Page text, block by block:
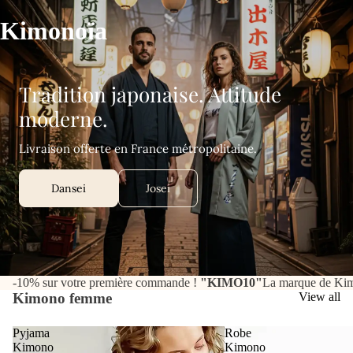
Kimonoïa
Tradition japonaise. Attitude
moderne.
Livraison offerte en France métropolitaine.
Dansei Josei
-10% sur votre première commande ! "KIMO10"La marque de
Kimono femme View all
Pyjama
Kimono
Robe
Kimono